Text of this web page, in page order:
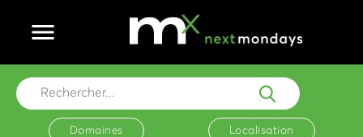
Ouvrir le menu principal
Domaines Localisation
Rechercher...